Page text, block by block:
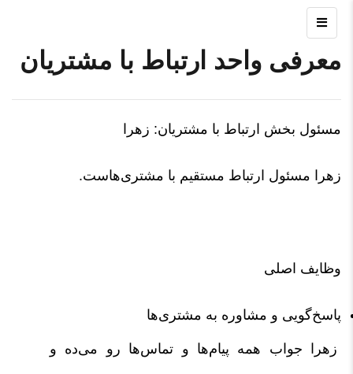
معرفی واحد ارتباط با مشتریان
مسئول بخش ارتباط با مشتریان: زهرا
زهرا مسئول ارتباط مستقیم با مشتری‌هاست.
وظایف اصلی
پاسخ‌گویی و مشاوره به مشتری‌ها
زهرا جواب همه پیام‌ها و تماس‌ها رو می‌ده و